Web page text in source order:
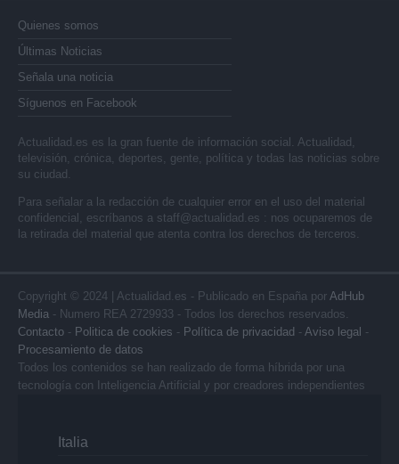
Quienes somos
Últimas Noticias
Señala una noticia
Síguenos en Facebook
Actualidad.es es la gran fuente de información social. Actualidad,
televisión, crónica, deportes, gente, política y todas las noticias sobre
su ciudad.
Para señalar a la redacción de cualquier error en el uso del material
confidencial, escríbanos a staff@actualidad.es : nos ocuparemos de
la retirada del material que atenta contra los derechos de terceros.
Copyright © 2024 | Actualidad.es - Publicado en España por AdHub
Media - Numero REA 2729933 - Todos los derechos reservados.
Contacto - Politica de cookies - Política de privacidad - Aviso legal -
Procesamiento de datos
Todos los contenidos se han realizado de forma híbrida por una
tecnología con Inteligencia Artificial y por creadores independientes
Italia